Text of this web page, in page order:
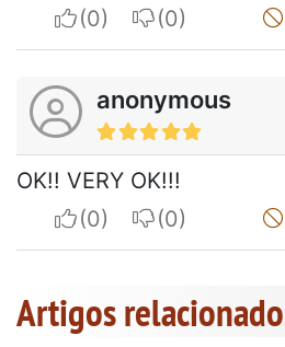
I apreciateI do not
anonymous
OK!! VERY OK!!!
I apreciateI do not
Artigos